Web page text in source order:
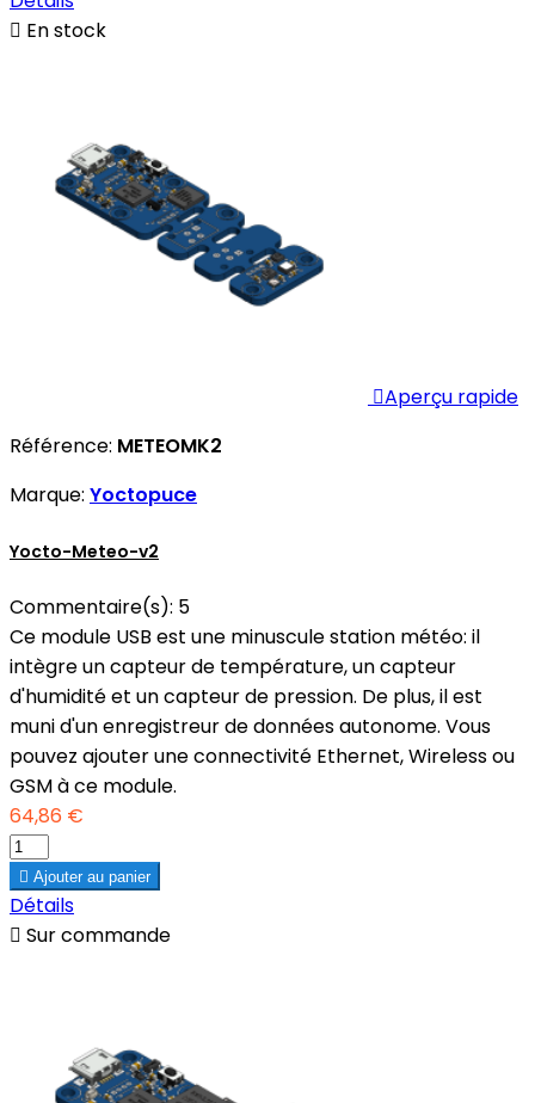
 En stock
Aperçu rapide
Référence: METEOMK2
Marque: Yoctopuce
Yocto-Meteo-v2
Commentaire(s): 5
Ce module USB est une minuscule station météo: il
intègre un capteur de température, un capteur
d'humidité et un capteur de pression. De plus, il est
muni d'un enregistreur de données autonome. Vous
pouvez ajouter une connectivité Ethernet, Wireless ou
GSM à ce module.
64,86 €
 Ajouter au panier
Détails
 Sur commande